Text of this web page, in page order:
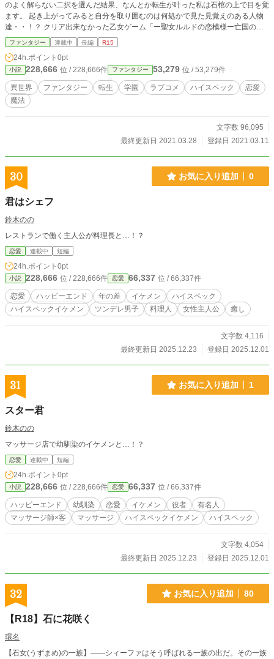
のよく解らない二択を選んだ結果、なんとか転生が叶った私は石棺の上で目を覚
ます。 起き上がってみると自分を取り囲むのは何処かで見た見覚えのある人物
達・・！？ クリア出来なかった乙女ゲーム「ー聖女ルルドの恋模様ー亡国のセ
レナード」の世界にいた。 どうやら私が転生したのは、ゲーム内の王太子様ク
レトスのルートで、一瞬だけ登場（モノクロ写真）したヒロインのルルドに姿形
がそっくりな初恋の王女様だった。 ゲームスタート時には死亡していた私が、
ゲームが始まるまで生き残れるのか。 そして、どうやら転生をさせた女神様の
話によると生きている限り命を狙われ続けることになりそうなんだけど・・。建
国の女神の生まれ変わりとして授かった聖女の８つの力の内、徹底的防御「一定
時間の仮死」（死んだふり）が出来る力しか使えないって無理ゲー。誰かに暗殺
ファンタジー 連載中 長編 R15
24h.ポイント 0pt
小説 228,666 位 / 228,666件 ファンタジー 53,279 位 / 53,279件
異世界 ファンタジー 転生 学園 ラブコメ ハイスペック
恋愛
魔法
文字数 96,095
最終更新日 2021.03.28
登録日 2021.03.11
30 お気に入り追加 0
君はシェフ
鈴木のの
レストランで働く主人公が料理長と…！？
恋愛 連載中 短編
24h.ポイント 0pt
小説 228,666 位 / 228,666件 恋愛 66,337 位 / 66,337件
恋愛 ハッピーエンド 年の差 イケメン
ハイスペック
ハイスペックイケメン
ツンデレ男子 料理人 女性主人公 癒し
文字数 4,116
最終更新日 2025.12.23
登録日 2025.12.01
31 お気に入り追加 1
スター君
鈴木のの
マッサージ店で幼馴染のイケメンと…！？
恋愛 連載中 短編
24h.ポイント 0pt
小説 228,666 位 / 228,666件 恋愛 66,337 位 / 66,337件
ハッピーエンド 幼馴染 恋愛 イケメン 役者
有名人
マッサージ師×客
マッサージ ハイスペックイケメン ハイスペック
文字数 4,054
最終更新日 2025.12.23
登録日 2025.12.01
32 お気に入り追加 80
【R18】石に花咲く
環名
【石女(うずまめ)の一族】――シィーファはそう呼ばれる一族の出だ。その一族